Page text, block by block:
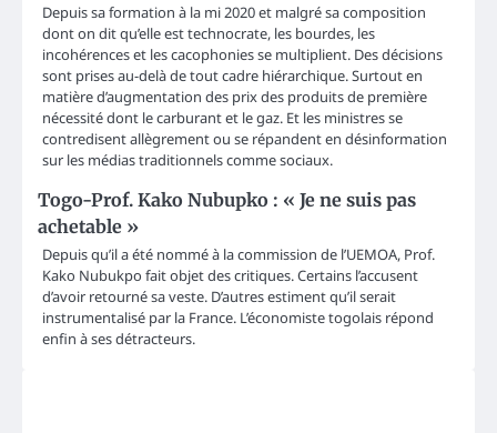
Depuis sa formation à la mi 2020 et malgré sa composition
dont on dit qu’elle est technocrate, les bourdes, les
incohérences et les cacophonies se multiplient. Des décisions
sont prises au-delà de tout cadre hiérarchique. Surtout en
matière d’augmentation des prix des produits de première
nécessité dont le carburant et le gaz. Et les ministres se
contredisent allègrement ou se répandent en désinformation
sur les médias traditionnels comme sociaux.
Togo-Prof. Kako Nubupko : « Je ne suis pas
achetable »
Depuis qu’il a été nommé à la commission de l’UEMOA, Prof.
Kako Nubukpo fait objet des critiques. Certains l’accusent
d’avoir retourné sa veste. D’autres estiment qu’il serait
instrumentalisé par la France. L’économiste togolais répond
enfin à ses détracteurs.